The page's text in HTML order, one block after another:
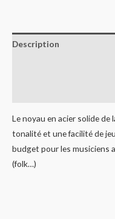
Description
Le noyau en acier solide de
tonalité et une facilité de
budget pour les musiciens
(folk…)